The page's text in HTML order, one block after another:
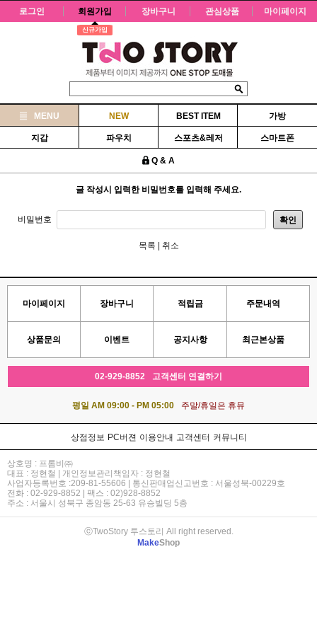
로그인 회원가입
신규가입
장바구니 관심상품 마이페이지
MENU NEW BEST ITEM 가방
지갑 파우치 스포츠&레저 스마트폰
Q & A
글 작성시 입력한 비밀번호를 입력해 주세요.
비밀번호 확인
목록 취소
마이페이지 장바구니 적립금 주문내역
상품문의 이벤트 공지사항 최근본상품
02-929-8852 고객센터 연결하기
평일 AM 09:00 - PM 05:00 주말/휴일은 휴뮤
상점정보 PC버젼 이용안내 고객센터 커뮤니티
상호명 : 프롬비㈜
대표 : 정현철 | 개인정보관리책임자 : 정현철
사업자등록번호 :209-81-55606 | 통신판매업신고번호 : 서울성북-00229호
전화 : 02-929-8852 | 팩스 : 02)928-8852
주소 : 서울시 성북구 종암동 25-63 유승빌딩 5층
ⓒTwoStory 투스토리 All right reserved.
MakeShop